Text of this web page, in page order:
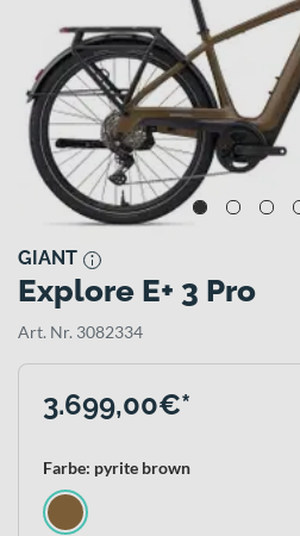
GIANT
Explore E+ 3 Pro
Art. Nr. 3082334
3.699,00€*
Farbe: pyrite brown